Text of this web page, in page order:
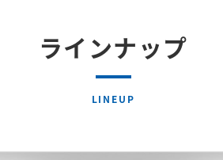
ラインナップ
LINEUP